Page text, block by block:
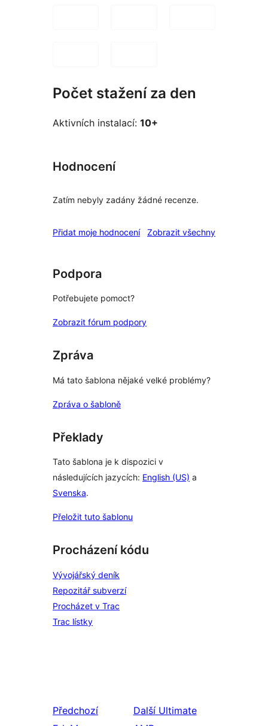
Počet stažení za den
Aktivních instalací: 10+
Hodnocení
Zatím nebyly zadány žádné recenze.
Přidat moje hodnocení Zobrazit všechnyrecenze
Podpora
Potřebujete pomoct?
Zobrazit fórum podpory
Zpráva
Má tato šablona nějaké velké problémy?
Zpráva o šabloně
Překlady
Tato šablona je k dispozici v
následujících jazycích: English (US) a
Svenska.
Přeložit tuto šablonu
Procházení kódu
Vývojářský deník
Repozitář subverzí
Procházet v Trac
Trac lístky
Předchozí
Další Ultimate